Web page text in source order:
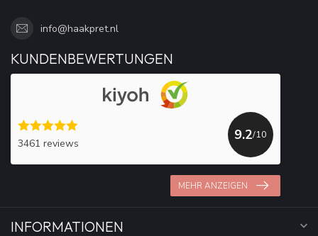
info@haakpret.nl
KUNDENBEWERTUNGEN
3461 reviews
9.2/10
MEHR ANZEIGEN
INFORMATIONEN